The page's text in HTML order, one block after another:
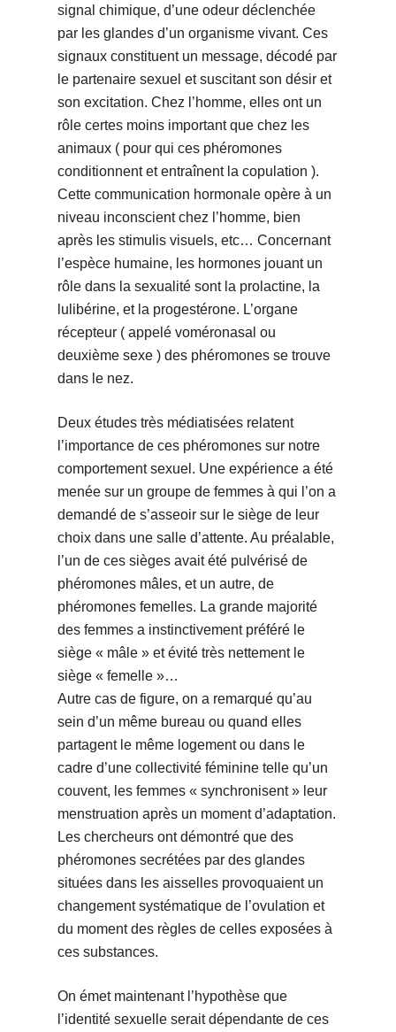
signal chimique, d’une odeur déclenchée
par les glandes d’un organisme vivant. Ces
signaux constituent un message, décodé par
le partenaire sexuel et suscitant son désir et
son excitation. Chez l’homme, elles ont un
rôle certes moins important que chez les
animaux ( pour qui ces phéromones
conditionnent et entraînent la copulation ).
Cette communication hormonale opère à un
niveau inconscient chez l’homme, bien
après les stimulis visuels, etc… Concernant
l’espèce humaine, les hormones jouant un
rôle dans la sexualité sont la prolactine, la
lulibérine, et la progestérone. L’organe
récepteur ( appelé voméronasal ou
deuxième sexe ) des phéromones se trouve
dans le nez.
Deux études très médiatisées relatent
l’importance de ces phéromones sur notre
comportement sexuel. Une expérience a été
menée sur un groupe de femmes à qui l’on a
demandé de s’asseoir sur le siège de leur
choix dans une salle d’attente. Au préalable,
l’un de ces sièges avait été pulvérisé de
phéromones mâles, et un autre, de
phéromones femelles. La grande majorité
des femmes a instinctivement préféré le
siège « mâle » et évité très nettement le
siège « femelle »…
Autre cas de figure, on a remarqué qu’au
sein d’un même bureau ou quand elles
partagent le même logement ou dans le
cadre d’une collectivité féminine telle qu’un
couvent, les femmes « synchronisent » leur
menstruation après un moment d’adaptation.
Les chercheurs ont démontré que des
phéromones secrétées par des glandes
situées dans les aisselles provoquaient un
changement systématique de l’ovulation et
du moment des règles de celles exposées à
ces substances.
On émet maintenant l’hypothèse que
l’identité sexuelle serait dépendante de ces